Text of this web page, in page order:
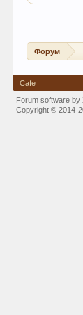
Форум
Cafe
Forum software
Copyright © 2014-